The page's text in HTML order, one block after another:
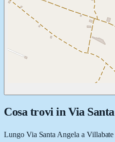
Cosa trovi in Via
Lungo Via Santa Angela a Villabate